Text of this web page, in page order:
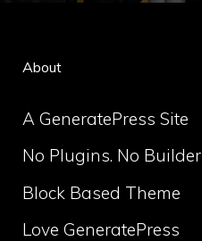
About
A GeneratePress Site
No Plugins. No Builder
Block Based Theme
Love GeneratePress